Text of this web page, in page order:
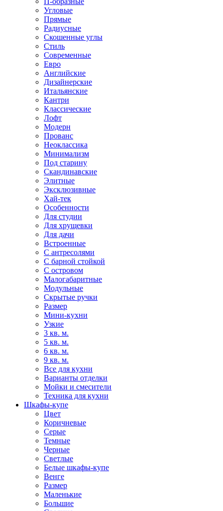
Угловые
Прямые
Радиусные
Скошенные углы
Стиль
Современные
Евро
Английские
Дизайнерские
Итальянские
Кантри
Классические
Лофт
Модерн
Прованс
Неоклассика
Минимализм
Под старину
Скандинавские
Элитные
Эксклюзивные
Хай-тек
Особенности
Для студии
Для хрущевки
Для дачи
Встроенные
С антресолями
С барной стойкой
С островом
Малогабаритные
Модульные
Скрытые ручки
Размер
Мини-кухни
Узкие
3 кв. м.
5 кв. м.
6 кв. м.
9 кв. м.
Все для кухни
Варианты отделки
Мойки и смесители
Техника для кухни
Шкафы-купе
Цвет
Коричневые
Серые
Темные
Черные
Светлые
Белые шкафы-купе
Венге
Размер
Маленькие
Большие